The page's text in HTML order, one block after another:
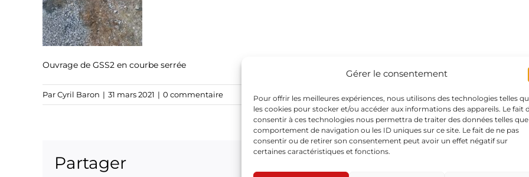
Gérer le consentement
Pour offrir les meilleures expériences, nous utilisons des technologies telles
les cookies pour stocker et/ou accéder aux informations des appareils. Le fait
consentir à ces technologies nous permettra de traiter des données telles
comportement de navigation ou les ID uniques sur ce site. Le fait de ne pas
consentir ou de retirer son consentement peut avoir un effet négatif sur
certaines caractéristiques et fonctions.
Ouvrage de GSS2 en courbe serrée
ParCyril Baron | 31 mars 2021 | 0 commentaire
Partager